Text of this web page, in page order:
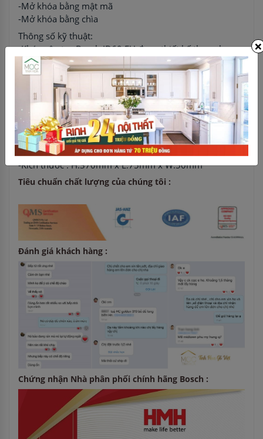
-Mở khóa bằng mật mã
-Mở khóa bằng chìa
Thông số kỹ thuật:
-Khóa vân tay Bosch ID60 EU được thiết kế theo phong
cách tối giản được thiết kế một cách hoàn hảo
-Khóa Bosch ID60 EU tập chung vào chất lượng bằng
kinh nghiệm về công nghệ và thiết kế
-Khóa vân tay Bosch ID60 EU có thiết kế vân tay và tay
cầm liền mạch, rất nhạy và dễ sử dụng. Vẻ ngoài của
sản phẩm rất hiện đại và thời trang
-Thân khóa đúc và được sơn ba lớp chống xước sử dụng
công nghệ sơn cao cấp của Bosch.
-Kích thước : H:370mm x L:75mm x W:50mm
Tiêu chuẩn chất lượng của chúng tôi :
Đánh giá khách hàng :
Chứng nhận Nhà phân phối chính hãng Bosch :
×